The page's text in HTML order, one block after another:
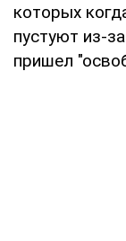
которых
пустуют из-
пришел